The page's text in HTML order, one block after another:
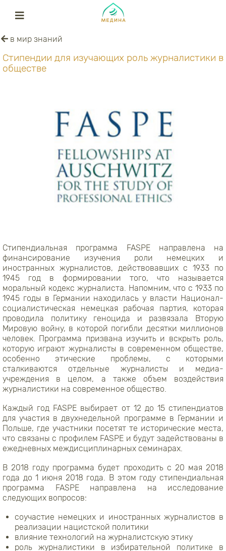
в мир знаний
Стипендии для изучающих роль журналистики в
обществе
Стипендиальная программа FASPE направлена на
финансирование изучения роли немецких и
иностранных журналистов, действовавших с 1933 по
1945 год в формировании того, что называется
моральный кодекс журналиста. Напомним, что с 1933 по
1945 годы в Германии находилась у власти Национал-
социалистическая немецкая рабочая партия, которая
проводила политику геноцида и развязала Вторую
Мировую войну, в которой погибли десятки миллионов
человек. Программа призвана изучить и вскрыть роль,
которую играют журналисты в современном обществе,
особенно этические проблемы, с которыми
сталкиваются отдельные журналисты и медиа-
учреждения в целом, а также объем воздействия
журналистики на современное общество.
Каждый год FASPE выбирает от 12 до 15 стипендиатов
для участия в двухнедельной программе в Германии и
Польше, где участники посетят те исторические места,
что связаны с профилем FASPE и будут задействованы в
ежедневных междисциплинарных семинарах.
В 2018 году программа будет проходить с 20 мая 2018
года до 1 июня 2018 года. В этом году стипендиальная
программа FASPE направлена на исследование
следующих вопросов:
соучастие немецких и иностранных журналистов в
реализации нацистской политики
влияние технологий на журналистскую этику
роль журналистики в избирательной политике в